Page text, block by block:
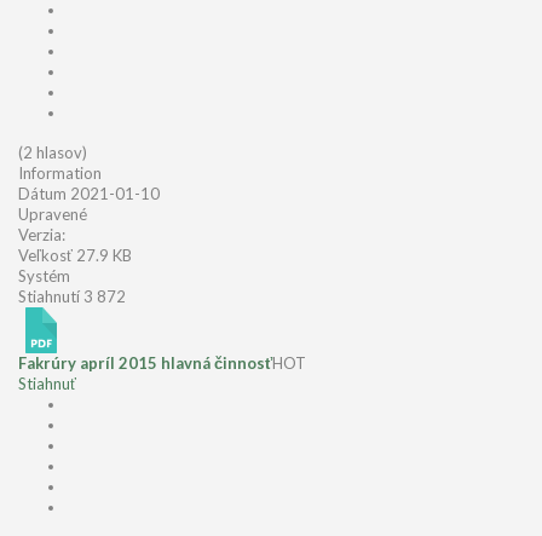
(2 hlasov)
Information
Dátum 2021-01-10
Upravené
Verzia:
Veľkosť 27.9 KB
Systém
Stiahnutí 3 872
Fakrúry apríl 2015 hlavná činnosťHOT
Stiahnuť